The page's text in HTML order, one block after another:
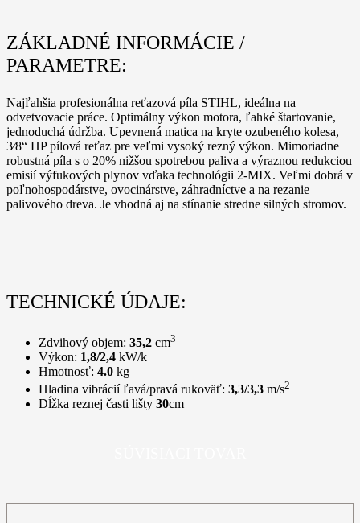
ZÁKLADNÉ INFORMÁCIE /
PARAMETRE:
Najľahšia profesionálna reťazová píla STIHL, ideálna na
odvetvovacie práce. Optimálny výkon motora, ľahké štartovanie,
jednoduchá údržba. Upevnená matica na kryte ozubeného kolesa,
3⁄8“ HP pílová reťaz pre veľmi vysoký rezný výkon. Mimoriadne
robustná píla s o 20% nižšou spotrebou paliva a výraznou redukciou
emisií výfukových plynov vďaka technológii 2-MIX. Veľmi dobrá v
poľnohospodárstve, ovocinárstve, záhradníctve a na rezanie
palivového dreva. Je vhodná aj na stínanie stredne silných stromov.
TECHNICKÉ ÚDAJE:
Zdvihový objem: 35,2 cm3
Výkon: 1,8/2,4 kW/k
Hmotnosť: 4.0 kg
Hladina vibrácií ľavá/pravá rukoväť: 3,3/3,3 m/s2
Dĺžka reznej časti lišty 30cm